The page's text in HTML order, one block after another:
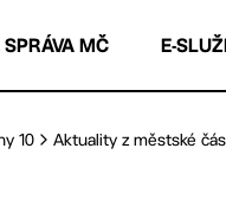
MČ E-
10 Aktuality z městské